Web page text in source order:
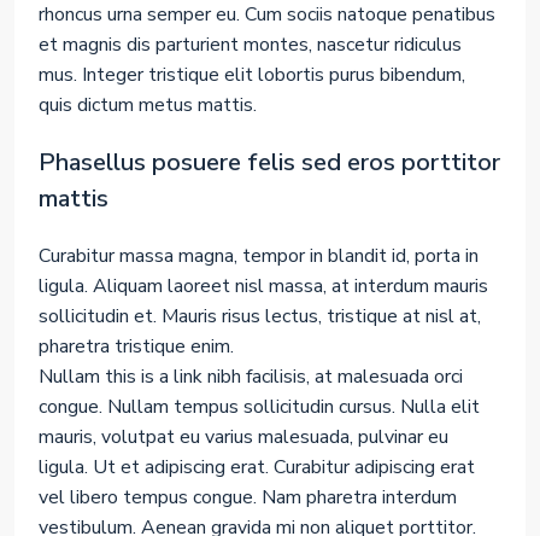
rhoncus urna semper eu. Cum sociis natoque penatibus
et magnis dis parturient montes, nascetur ridiculus
mus. Integer tristique elit lobortis purus bibendum,
quis dictum metus mattis.
Phasellus posuere felis sed eros porttitor
mattis
Curabitur massa magna, tempor in blandit id, porta in
ligula. Aliquam laoreet nisl massa, at interdum mauris
sollicitudin et. Mauris risus lectus, tristique at nisl at,
pharetra tristique enim.
Nullam this is a link nibh facilisis, at malesuada orci
congue. Nullam tempus sollicitudin cursus. Nulla elit
mauris, volutpat eu varius malesuada, pulvinar eu
ligula. Ut et adipiscing erat. Curabitur adipiscing erat
vel libero tempus congue. Nam pharetra interdum
vestibulum. Aenean gravida mi non aliquet porttitor.